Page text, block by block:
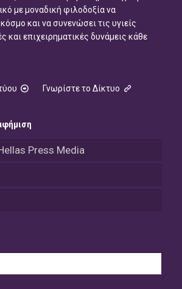
με μοναδική φιλοδοξία να
και να συνενώσει τις υγιείς
και επιχειρηματικές δυνάμεις κάθε
Γνωρίστε το Δίκτυο
Press Media